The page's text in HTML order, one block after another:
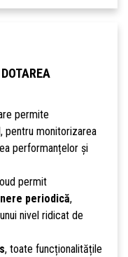
permite
pentru monitorizarea
performanțelor și
permit
periodică,
nivel ridicat de
, toate funcționalitățile